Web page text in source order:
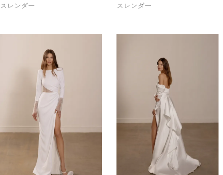
スレンダー スレンダー